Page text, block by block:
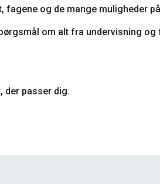
og de mange muligheder på
om alt fra undervisning
der passer dig.